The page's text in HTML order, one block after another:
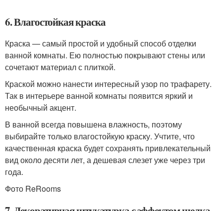
6. Влагостойкая краска
Краска — самый простой и удобный способ отделки
ванной комнаты. Ею полностью покрывают стены или
сочетают материал с плиткой.
Краской можно нанести интересный узор по трафарету.
Так в интерьере ванной комнаты появится яркий и
необычный акцент.
В ванной всегда повышена влажность, поэтому
выбирайте только влагостойкую краску. Учтите, что
качественная краска будет сохранять привлекательный
вид около десяти лет, а дешевая слезет уже через три
года.
Фото ReRooms